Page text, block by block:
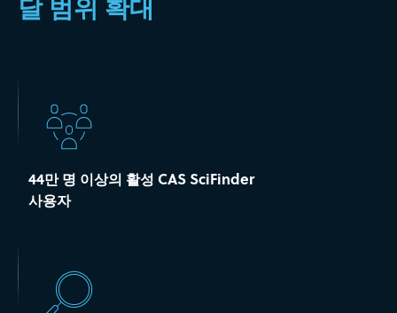
44만 명 이상의 활성 CAS SciFinder
사용자